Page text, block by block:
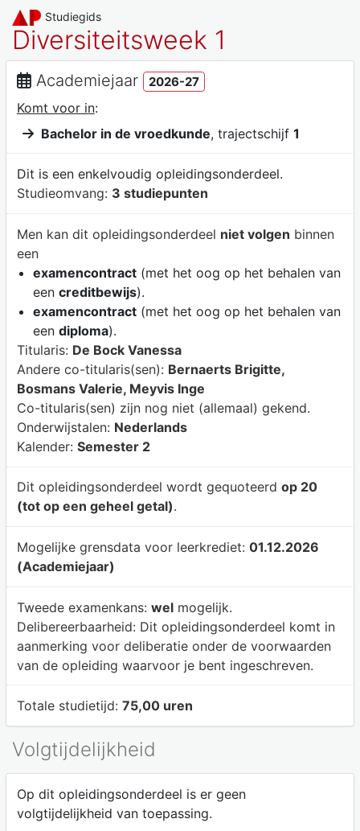
Studiegids
Diversiteitsweek 1
Academiejaar 2026-27
Komt voor in:
Bachelor in de vroedkunde, trajectschijf 1
Dit is een enkelvoudig opleidingsonderdeel.
Studieomvang: 3 studiepunten
Men kan dit opleidingsonderdeel niet volgen binnen
een
examencontract(met het oog op het behalen van
een creditbewijs).
examencontract(met het oog op het behalen van
een diploma).
Titularis: De Bock Vanessa
Andere co-titularis(sen): Bernaerts Brigitte,
Bosmans Valerie, Meyvis Inge
Co-titularis(sen) zijn nog niet (allemaal) gekend.
Onderwijstalen: Nederlands
Kalender: Semester 2
Dit opleidingsonderdeel wordt gequoteerd op 20
(tot op een geheel getal).
Mogelijke grensdata voor leerkrediet: 01.12.2026
(Academiejaar)
Tweede examenkans: welmogelijk.
Delibereerbaarheid: Dit opleidingsonderdeel komt in
aanmerking voor deliberatie onder de voorwaarden
van de opleiding waarvoor je bent ingeschreven.
Totale studietijd: 75,00 uren
Volgtijdelijkheid
Op dit opleidingsonderdeel is er geen
volgtijdelijkheid van toepassing.